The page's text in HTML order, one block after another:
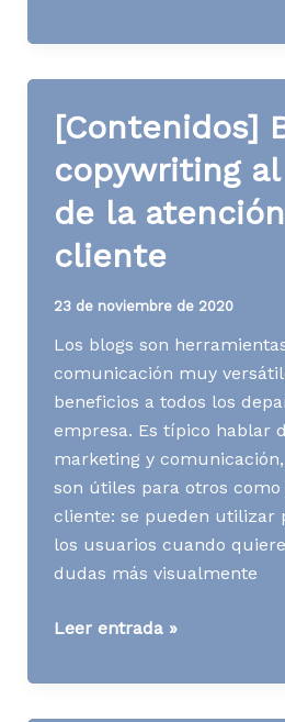
S52
[Contenidos]
copywriting
de la
cliente
23 de noviembre de 2020
Los blogs son
comunicación muy
beneficios a todos los
empresa. Es típico hablar
marketing y
son útiles para otros
cliente: se pueden utilizar
los usuarios cuando
dudas más visualmente
[Contenidos]
y
Leer entrada »